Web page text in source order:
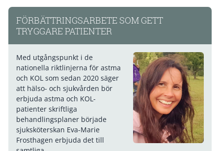
FÖRBÄTTRINGSARBETE SOM GETT
TRYGGARE PATIENTER
Med utgångspunkt i de
nationella riktlinjerna för astma
och KOL som sedan 2020 säger
att hälso- och sjukvården bör
erbjuda astma och KOL-
patienter skriftliga
behandlingsplaner började
sjuksköterskan Eva-Marie
Frosthagen erbjuda det till